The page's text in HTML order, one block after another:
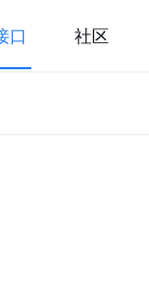
口 社区